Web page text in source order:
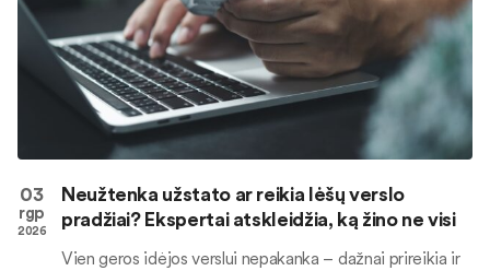
03
rgp
2026
Neužtenka užstato ar reikia lėšų verslo
pradžiai? Ekspertai atskleidžia, ką žino ne visi
Vien geros idėjos verslui nepakanka – dažnai prireikia ir